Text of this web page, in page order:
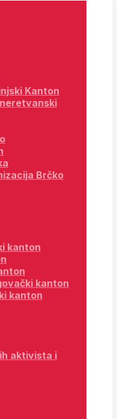
Kanton
Brčko
kanton
kanton
kanton
aktivista i